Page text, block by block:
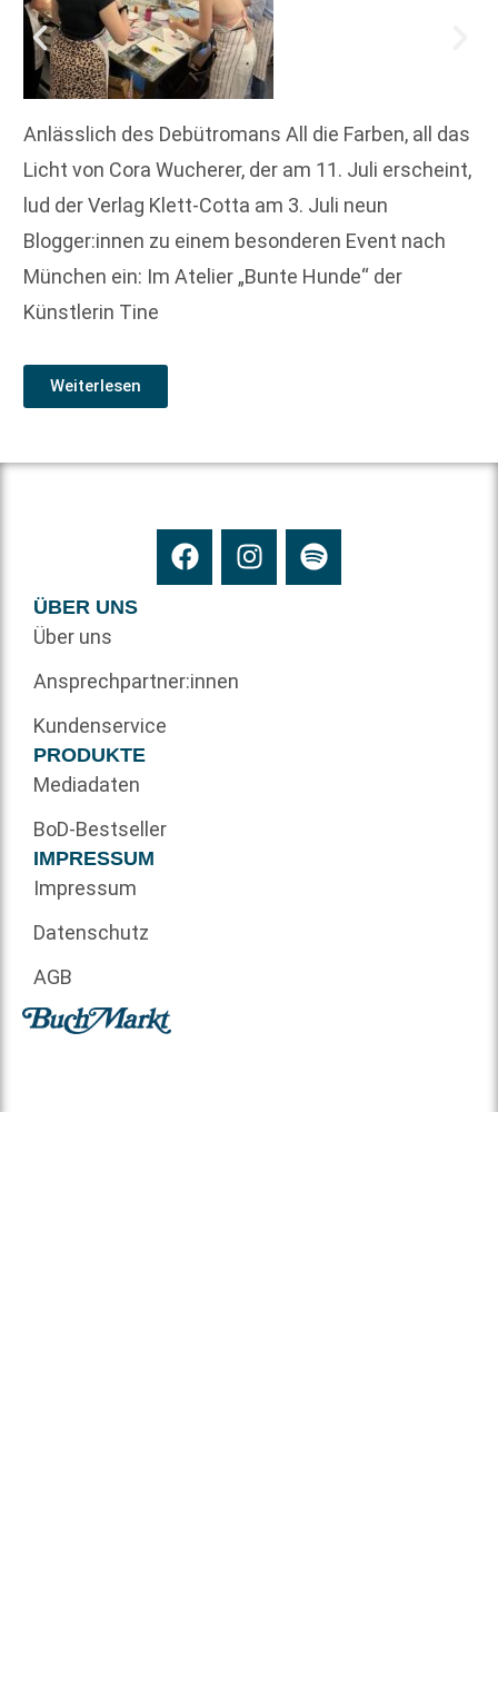
Anlässlich des Debütromans All die Farben, all das
Licht von Cora Wucherer, der am 11. Juli erscheint,
lud der Verlag Klett-Cotta am 3. Juli neun
Blogger:innen zu einem besonderen Event nach
München ein: Im Atelier „Bunte Hunde“ der
Künstlerin Tine
Weiterlesen
ÜBER UNS
Über uns
Ansprechpartner:innen
Kundenservice
PRODUKTE
Mediadaten
BoD-Bestseller
IMPRESSUM
Impressum
Datenschutz
AGB